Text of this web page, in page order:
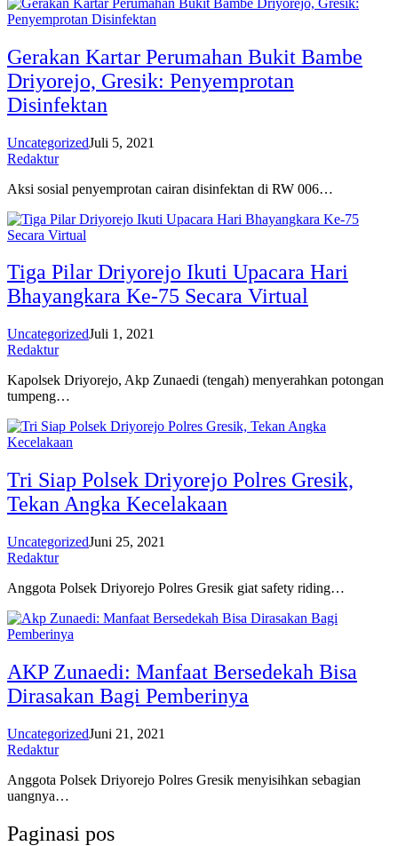
Gerakan Kartar Perumahan Bukit Bambe
Driyorejo, Gresik: Penyemprotan
Disinfektan
UncategorizedJuli 5, 2021
Redaktur
Aksi sosial penyemprotan cairan disinfektan di RW 006…
Tiga Pilar Driyorejo Ikuti Upacara Hari
Bhayangkara Ke-75 Secara Virtual
UncategorizedJuli 1, 2021
Redaktur
Kapolsek Driyorejo, Akp Zunaedi (tengah) menyerahkan potongan
tumpeng…
Tri Siap Polsek Driyorejo Polres Gresik,
Tekan Angka Kecelakaan
UncategorizedJuni 25, 2021
Redaktur
Anggota Polsek Driyorejo Polres Gresik giat safety riding…
AKP Zunaedi: Manfaat Bersedekah Bisa
Dirasakan Bagi Pemberinya
UncategorizedJuni 21, 2021
Redaktur
Anggota Polsek Driyorejo Polres Gresik menyisihkan sebagian
uangnya…
Paginasi pos